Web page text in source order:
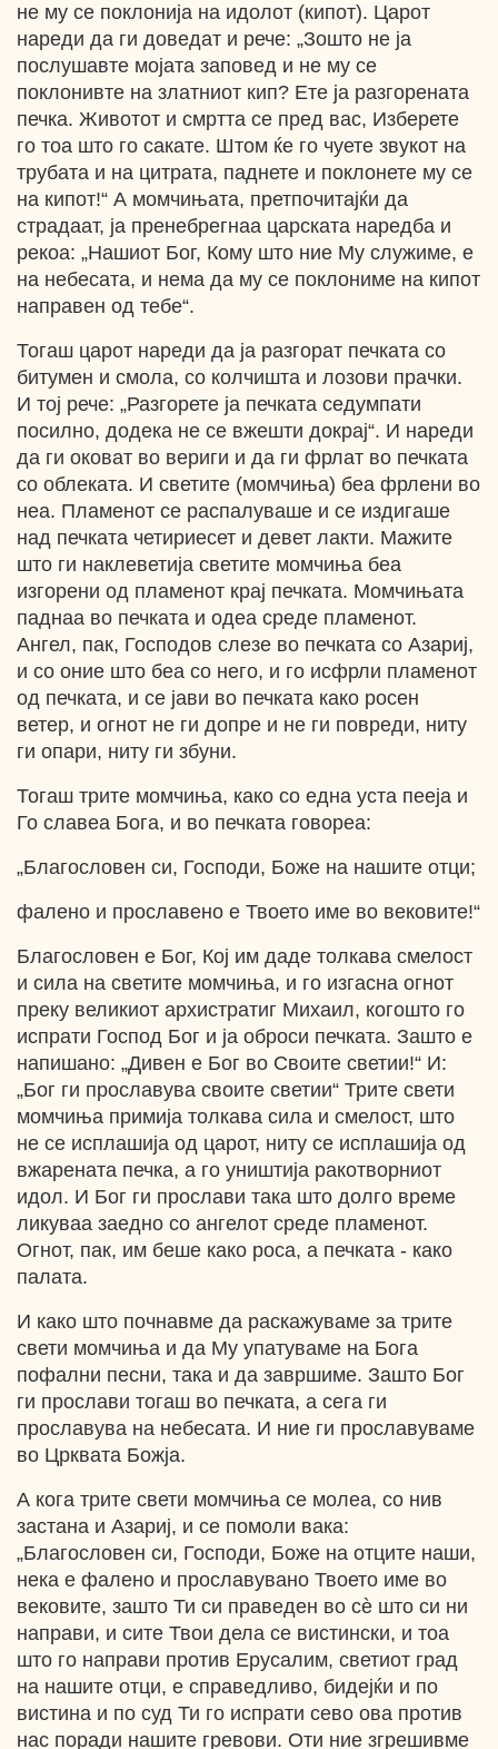
не му се поклонија на идолот (кипот). Царот
нареди да ги доведат и рече: „Зошто не ја
послушавте мојата заповед и не му се
поклонивте на златниот кип? Ете ја разгорената
печка. Животот и смртта се пред вас, Изберете
го тоа што го сакате. Штом ќе го чуете звукот на
трубата и на цитрата, паднете и поклонете му се
на кипот!“ А момчињата, претпочитајќи да
страдаат, ја пренебрегнаа царската наредба и
рекоа: „Нашиот Бог, Кому што ние Му служиме, е
на небесата, и нема да му се поклониме на кипот
направен од тебе“.
Тогаш царот нареди да ја разгорат печката со
битумен и смола, со колчишта и лозови прачки.
И тој рече: „Разгорете ја печката седумпати
посилно, додека не се вжешти докрај“. И нареди
да ги оковат во вериги и да ги фрлат во печката
со облеката. И светите (момчиња) беа фрлени во
неа. Пламенот се распалуваше и се издигаше
над печката четириесет и девет лакти. Мажите
што ги наклеветија светите момчиња беа
изгорени од пламенот крај печката. Момчињата
паднаа во печката и одеа среде пламенот.
Ангел, пак, Господов слезе во печката со Азариј,
и со оние што беа со него, и го исфрли пламенот
од печката, и се јави во печката како росен
ветер, и огнот не ги допре и не ги повреди, ниту
ги опари, ниту ги збуни.
Тогаш трите момчиња, како со една уста пееја и
Го славеа Бога, и во печката говореа:
„Благословен си, Господи, Боже на нашите отци;
фалено и прославено е Твоето име во вековите!“
Благословен е Бог, Кој им даде толкава смелост
и сила на светите момчиња, и го изгасна огнот
преку великиот архистратиг Михаил, когошто го
испрати Господ Бог и ја оброси печката. Зашто е
напишано: „Дивен е Бог во Своите светии!“ И:
„Бог ги прославува своите светии“ Трите свети
момчиња примија толкава сила и смелост, што
не се исплашија од царот, ниту се исплашија од
вжарената печка, а го уништија ракотворниот
идол. И Бог ги прослави така што долго време
ликуваа заедно со ангелот среде пламенот.
Огнот, пак, им беше како роса, а печката - како
палата.
И како што почнавме да раскажуваме за трите
свети момчиња и да Му упатуваме на Бога
пофални песни, така и да завршиме. Зашто Бог
ги прослави тогаш во печката, а сега ги
прославува на небесата. И ние ги прославуваме
во Црквата Божја.
А кога трите свети момчиња се молеа, со нив
застана и Азариј, и се помоли вака:
„Благословен си, Господи, Боже на отците наши,
нека е фалено и прославувано Твоето име во
вековите, зашто Ти си праведен во сѐ што си ни
направи, и сите Твои дела се вистински, и тоа
што го направи против Ерусалим, светиот град
на нашите отци, е справедливо, бидејќи и по
вистина и по суд Ти го испрати сево ова против
нас поради нашите гревови. Оти ние згрешивме